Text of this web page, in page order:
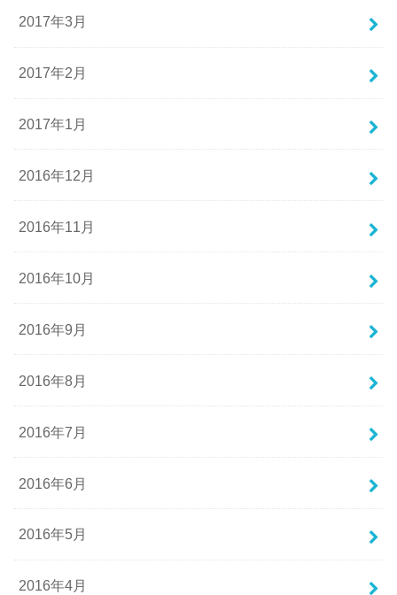
2017年3月
2017年2月
2017年1月
2016年12月
2016年11月
2016年10月
2016年9月
2016年8月
2016年7月
2016年6月
2016年5月
2016年4月